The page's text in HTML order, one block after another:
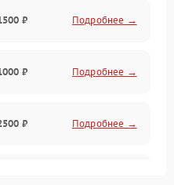
₽ Подробнее →
₽ Подробнее →
₽ Подробнее →